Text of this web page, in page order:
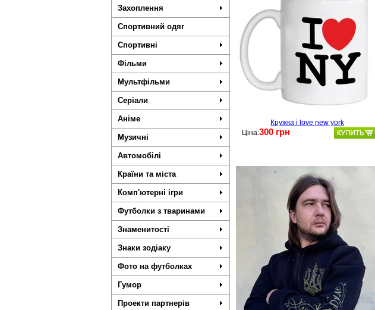
Захоплення
Спортивний одяг
Спортивні
Фільми
Мультфільми
Серіали
Аніме
Музичні
Автомобілі
Країни та міста
Комп'ютерні ігри
Футболки з тваринами
Знаменитості
Знаки зодіаку
Фото на футболках
Гумор
Проекти партнерів
Кружка i love new york
Ціна:300 грн